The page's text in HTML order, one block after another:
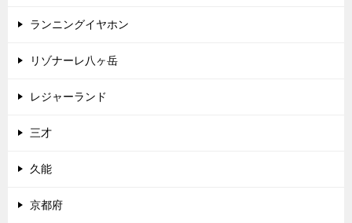
ランニングイヤホン
リゾナーレ八ヶ岳
レジャーランド
三才
久能
京都府